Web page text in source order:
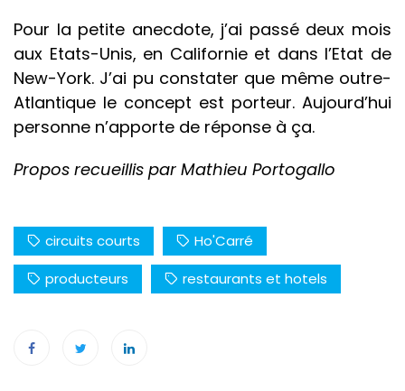
Pour la petite anecdote, j’ai passé deux mois
aux Etats-Unis, en Californie et dans l’Etat de
New-York. J’ai pu constater que même outre-
Atlantique le concept est porteur. Aujourd’hui
personne n’apporte de réponse à ça.
Propos recueillis par Mathieu Portogallo
circuits courts
Ho'Carré
producteurs
restaurants et hotels